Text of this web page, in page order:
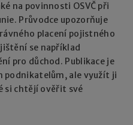
na povinnosti OSVČ při
Průvodce upozorňuje
placení pojistného
se například
pro důchod. Publikace je
podnikatelům, ale využít ji
si chtějí ověřit své